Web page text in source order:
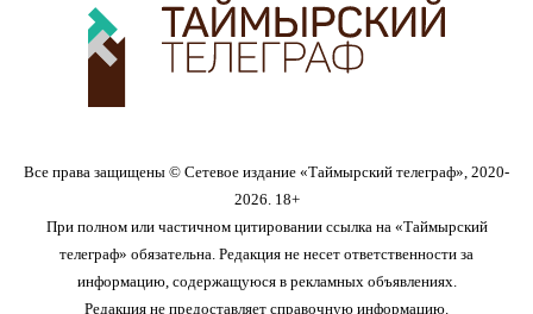
Все права защищены © Сетевое издание «Таймырский телеграф», 2020-
2026. 18+
При полном или частичном цитировании ссылка на «Таймырский
телеграф» обязательна. Редакция не несет ответственности за
информацию, содержащуюся в рекламных объявлениях.
Редакция не предоставляет справочную информацию.